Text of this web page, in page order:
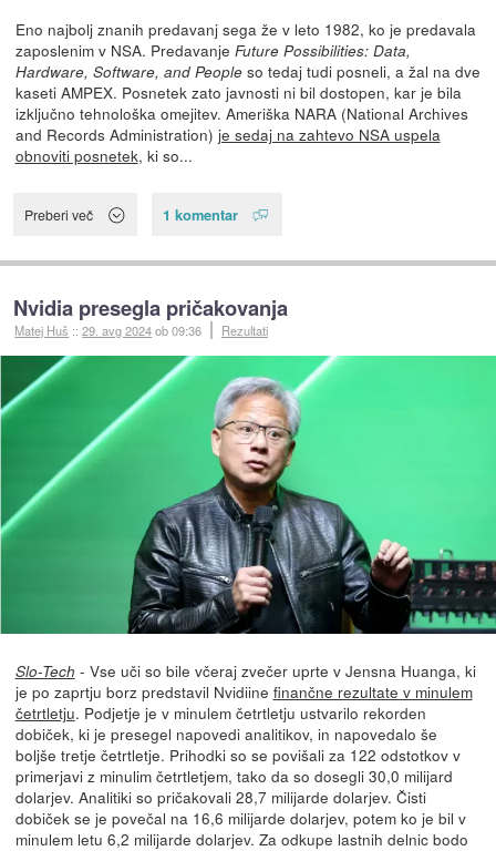
Eno najbolj znanih predavanj sega že v leto 1982, ko je predavala
zaposlenim v NSA. Predavanje Future Possibilities: Data,
Hardware, Software, and Peopleso tedaj tudi posneli, a žal na dve
kaseti AMPEX. Posnetek zato javnosti ni bil dostopen, kar je bila
izključno tehnološka omejitev. Ameriška NARA (National Archives
and Records Administration) je sedaj na zahtevo NSA uspela
obnoviti posnetek, ki so...
Preberi več 1 komentar
Nvidia presegla pričakovanja
Matej Huš ::29. avg 2024ob 09:36 Rezultati
Slo-Tech - Vse uči so bile včeraj zvečer uprte v Jensna Huanga, ki
je po zaprtju borz predstavil Nvidiine finančne rezultate v minulem
četrtletju. Podjetje je v minulem četrtletju ustvarilo rekorden
dobiček, ki je presegel napovedi analitikov, in napovedalo še
boljše tretje četrtletje. Prihodki so se povišali za 122 odstotkov v
primerjavi z minulim četrtletjem, tako da so dosegli 30,0 milijard
dolarjev. Analitiki so pričakovali 28,7 milijarde dolarjev. Čisti
dobiček se je povečal na 16,6 milijarde dolarjev, potem ko je bil v
minulem letu 6,2 milijarde dolarjev. Za odkupe lastnih delnic bodo